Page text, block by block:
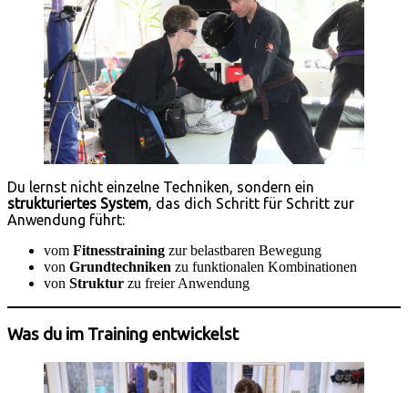
Du lernst nicht einzelne Techniken, sondern ein
strukturiertes System , das dich Schritt für Schritt zur
Anwendung führt:
vom Fitnesstraining zur belastbaren Bewegung
von Grundtechniken zu funktionalen Kombinationen
von Struktur zu freier Anwendung
Was du im Training entwickelst